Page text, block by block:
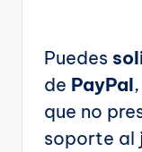
Puedes
de PayPal
que no
soporte al